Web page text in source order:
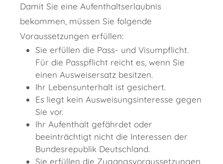
Damit Sie eine Aufenthaltserlaubnis
bekommen, müssen Sie folgende
Voraussetzungen erfüllen:
Sie erfüllen die Pass- und Visumpflicht.
Für die Passpflicht reicht es, wenn Sie
einen Ausweisersatz besitzen.
Ihr Lebensunterhalt ist gesichert.
Es liegt kein Ausweisungsinteresse gegen
Sie vor.
Ihr Aufenthalt gefährdet oder
beeinträchtigt nicht die Interessen der
Bundesrepublik Deutschland.
Sie erfüllen die Zugangsvoraussetzungen